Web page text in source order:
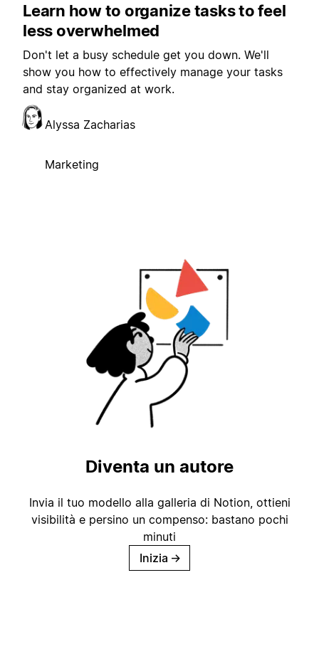
Learn how to organize tasks to feel
less overwhelmed
Don't let a busy schedule get you down. We'll
show you how to effectively manage your tasks
and stay organized at work.
Alyssa Zacharias
Marketing
Diventa un autore
Invia il tuo modello alla galleria di Notion, ottieni
visibilità e persino un compenso: bastano pochi
minuti
Inizia →